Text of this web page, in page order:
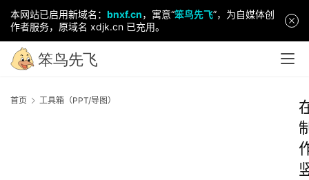
本网站已启用新域名： bnxf.cn，寓意“笨鸟先飞”，为自媒体创
作者服务，原域名 xdjk.cn 已充用。
首页 工具箱（PPT/导图）